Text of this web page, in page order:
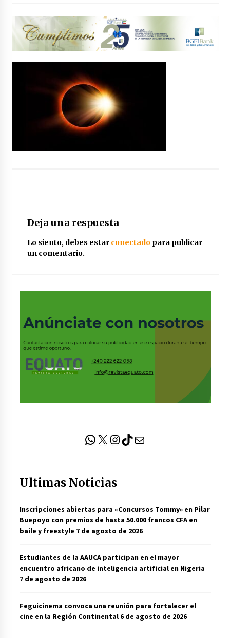
La ecuatoguineana Nana Upolo, Mejor
Diseñadora Africana en el Festival
Internacional de TAKAD
25 de enero de 2026
creatividad cinematográfica en Malabo
3 de julio de 2024
Lanzamiento del proyecto artístico y
pedagógico a la vuelta de la esquina
1 de octubre de 2024
15 de julio de 2024
Coffee is health food: Myth or fact?
premios”
5 de diciembre de 2024
Diddy se libra de cargos clave: Fiscalía retira
incendio y parte del tráfico sexual
25 de junio de 2025
UNGE: A partir de este curso académico se
podría separar periodismo de comunicación
Deja una respuesta
Lo siento, debes estar conectadopara publicar
un comentario.
WhatsApp
X Instagram
TikTokCorreo electrónico
Ultimas Noticias
Inscripciones abiertas para «Concursos Tommy» en Pilar
Buepoyo con premios de hasta 50.000 francos CFA en
baile y freestyle 7 de agosto de 2026
Estudiantes de la AAUCA participan en el mayor
encuentro africano de inteligencia artificial en Nigeria
7 de agosto de 2026
Feguicinema convoca una reunión para fortalecer el
cine en la Región Continental 6 de agosto de 2026